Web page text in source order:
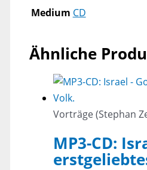
Medium CD
Ähnliche
Vorträge (Stephan
MP3-CD: